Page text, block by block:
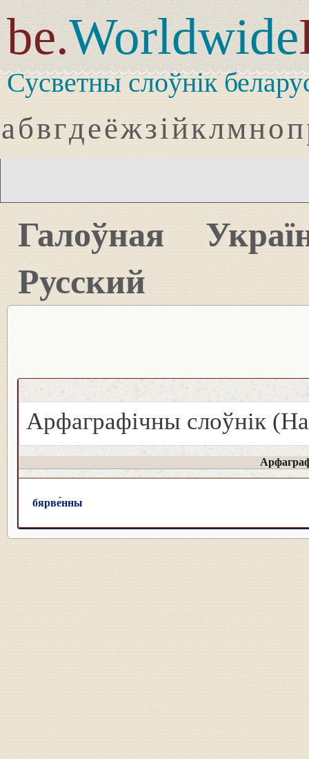
be.Worldwide
Сусветны слоўнік
абвгдеёжзійклмноп
Галоўная
Русский
Арфаграфічны слоўнік
бярве́нны